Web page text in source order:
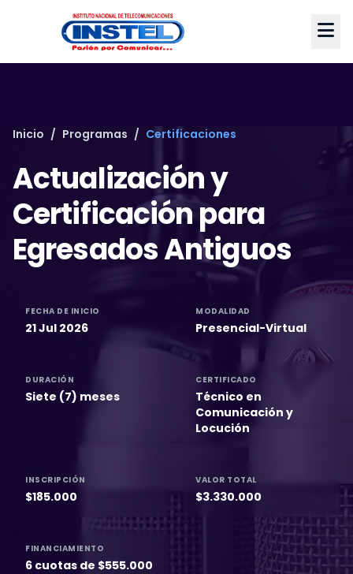
Inicio / Programas / Certificaciones
Actualización y
Certificación para
Egresados Antiguos
FECHA DE INICIO
21 Jul 2026
MODALIDAD
Presencial-Virtual
DURACIÓN
Siete (7) meses
CERTIFICADO
Técnico en
Comunicación y
Locución
INSCRIPCIÓN
$185.000
VALOR TOTAL
$3.330.000
FINANCIAMIENTO
6 cuotas de $555.000